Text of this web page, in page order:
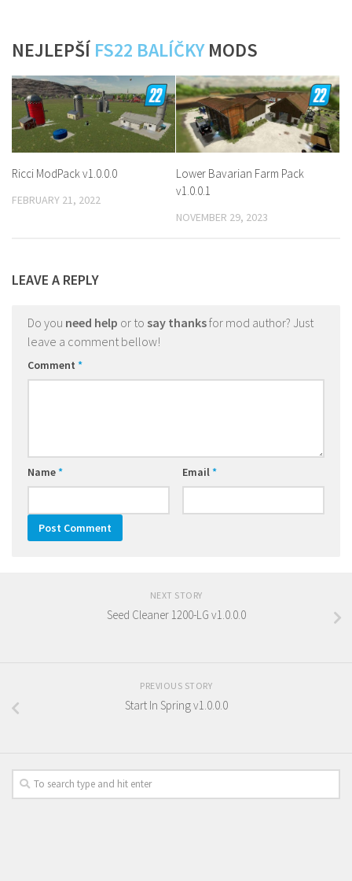
NEJLEPŠÍ FS22 BALÍČKYMODS
Ricci ModPack v1.0.0.0
FEBRUARY 21, 2022
Lower Bavarian Farm Pack
v1.0.0.1
NOVEMBER 29, 2023
LEAVE A REPLY
Do you need help or to say thanksfor mod author? Just
leave a comment bellow!
Comment *
Name* Email*
NEXT STORY
Seed Cleaner 1200-LG v1.0.0.0
PREVIOUS STORY
Start In Spring v1.0.0.0